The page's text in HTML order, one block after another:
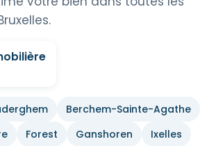
Berchem-Sainte-Agathe
Forest Ganshoren
Ixelles